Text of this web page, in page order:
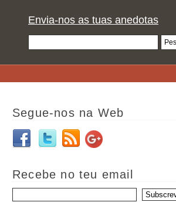
Envia-nos as tuas anedotas
Segue-nos na Web
Recebe no teu email